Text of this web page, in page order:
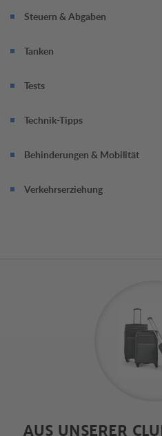
Steuern & Abgaben
Tanken
Tests
Technik-Tipps
Behinderungen & Mobilität
Verkehrserziehung
AUS UNSERER